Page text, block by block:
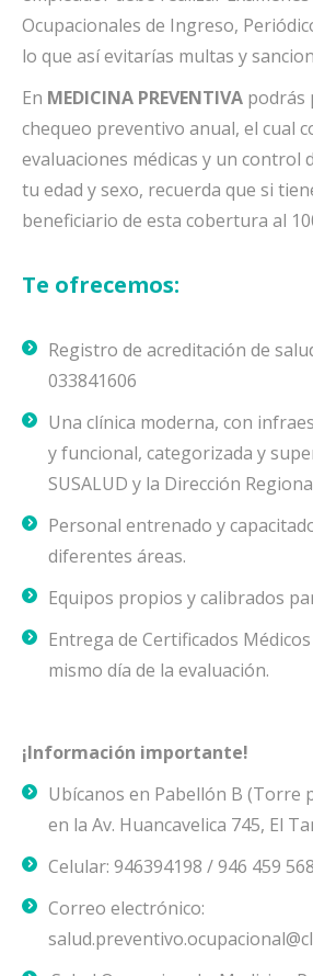
Ocupacionales de Ingreso,
lo que así evitarías multas y
En MEDICINA PREVENTIVA podrás
chequeo preventivo anual, el cual
evaluaciones médicas y un control
tu edad y sexo, recuerda que si
beneficiario de esta cobertura al
Te ofrecemos:
Registro de acreditación de
033841606
Una clínica moderna, con
y funcional, categorizada y
SUSALUD y la Dirección
Personal entrenado y
diferentes áreas.
Equipos propios y calibrados
Entrega de Certificados
mismo día de la evaluación.
¡Información importante!
Ubícanos en ​Pabellón B (Torre
en la Av. Huancavelica 745, El
Celular: 946394198 / 946 459 568
Correo electrónico: